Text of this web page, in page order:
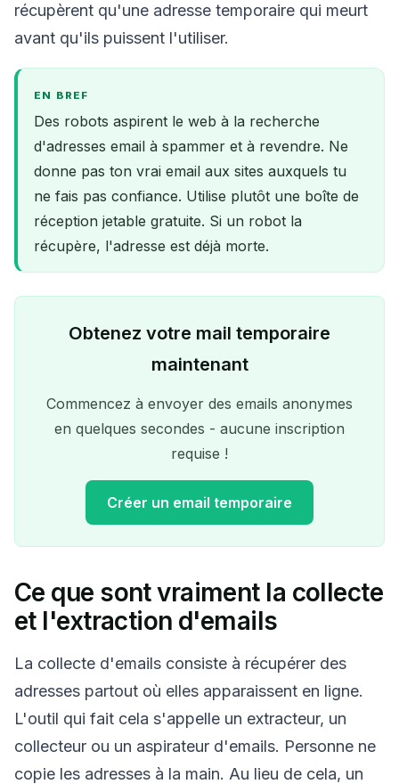
récupèrent qu'une adresse temporaire qui meurt
avant qu'ils puissent l'utiliser.
EN BREF
Des robots aspirent le web à la recherche
d'adresses email à spammer et à revendre. Ne
donne pas ton vrai email aux sites auxquels tu
ne fais pas confiance. Utilise plutôt une boîte de
réception jetable gratuite. Si un robot la
récupère, l'adresse est déjà morte.
Obtenez votre mail temporaire
maintenant
Commencez à envoyer des emails anonymes
en quelques secondes - aucune inscription
requise !
Créer un email temporaire
Votre adresse e-mail
temporaire :
Copier QR
Ce que sont vraiment la collecte
et l'extraction d'emails
La collecte d'emails consiste à récupérer des
adresses partout où elles apparaissent en ligne.
L'outil qui fait cela s'appelle un extracteur, un
collecteur ou un aspirateur d'emails. Personne ne
copie les adresses à la main. Au lieu de cela, un